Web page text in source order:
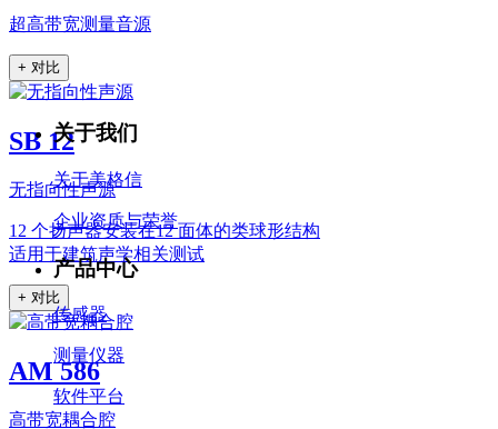
超高带宽测量音源
+ 对比
SB 12
无指向性声源
12 个扬声器安装在12 面体的类球形结构
适用于建筑声学相关测试
+ 对比
AM 586
高带宽耦合腔
关于我们
关于美格信
企业资质与荣誉
产品中心
传感器
测量仪器
软件平台